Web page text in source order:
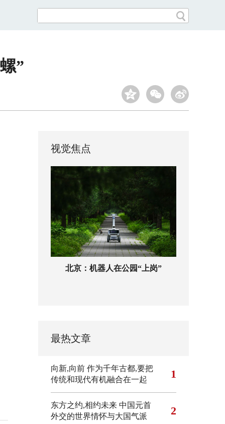
”
视觉焦点
北京：机器人在公园“上岗”
最热文章
向新,向前 作为千年古都,要把
传统和现代有机融合在一起
1
东方之约,相约未来 中国元首
外交的世界情怀与大国气派
2